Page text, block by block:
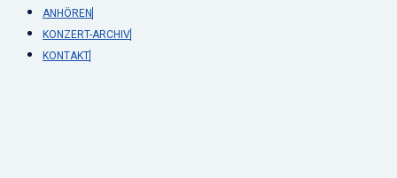
ANHÖREN
KONZERT-ARCHIV
KONTAKT